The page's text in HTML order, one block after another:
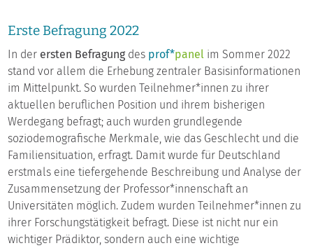
Erste Befragung 2022
In der ersten Befragungdes prof*panel im Sommer 2022
stand vor allem die Erhebung zentraler Basisinformationen
im Mittelpunkt. So wurden Teilnehmer*innen zu ihrer
aktuellen beruflichen Position und ihrem bisherigen
Werdegang befragt; auch wurden grundlegende
soziodemografische Merkmale, wie das Geschlecht und die
Familiensituation, erfragt. Damit wurde für Deutschland
erstmals eine tiefergehende Beschreibung und Analyse der
Zusammensetzung der Professor*innenschaft an
Universitäten möglich. Zudem wurden Teilnehmer*innen zu
ihrer Forschungstätigkeit befragt. Diese ist nicht nur ein
wichtiger Prädiktor, sondern auch eine wichtige